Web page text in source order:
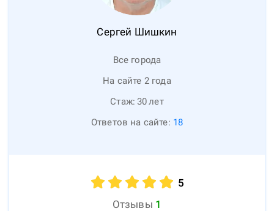
Сергей Шишкин
Все города
На сайте 2 года
Стаж: 30лет
Ответов на сайте: 18
5
Отзывы 1